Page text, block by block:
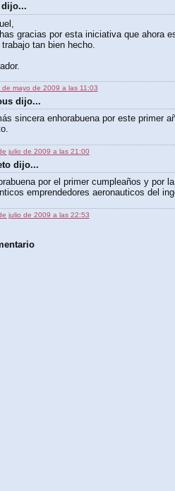
gracias por esta iniciativa que ahora
tan bien hecho.
de mayo de 2009 a las 11:03
dijo...
sincera enhorabuena por este primer
julio de 2009 a las 21:00
dijo...
por el primer cumpleaños y por
emprendedores aeronauticos del
julio de 2009 a las 22:53